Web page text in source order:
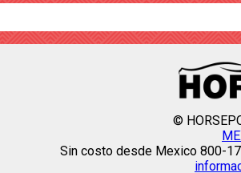
©
Sin costo desde Mexico 800-